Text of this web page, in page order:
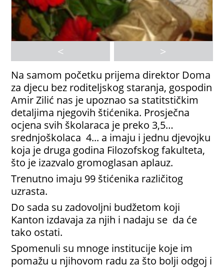
< >
Na samom početku prijema direktor Doma
za djecu bez roditeljskog staranja, gospodin
Amir Zilić nas je upoznao sa statitstičkim
detaljima njegovih štićenika. Prosječna
ocjena svih školaraca je preko 3,5…
srednjoškolaca 4... a imaju i jednu djevojku
koja je druga godina Filozofskog fakulteta,
što je izazvalo gromoglasan aplauz.
Trenutno imaju 99 štićenika različitog
uzrasta.
Do sada su zadovoljni budžetom koji
Kanton izdavaja za njih i nadaju se da će
tako ostati.
Spomenuli su mnoge institucije koje im
pomažu u njihovom radu za što bolji odgoj i